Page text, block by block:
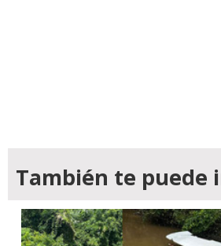
También te puede